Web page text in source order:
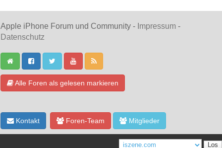
Apple iPhone Forum und Community - Impressum -
Datenschutz
Alle Foren als gelesen markieren
Kontakt Foren-Team Mitglieder